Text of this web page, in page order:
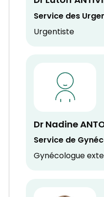
Service des
Urgentiste
Dr Nadine
Service de
Gynécologue